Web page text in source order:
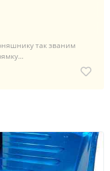
так званим